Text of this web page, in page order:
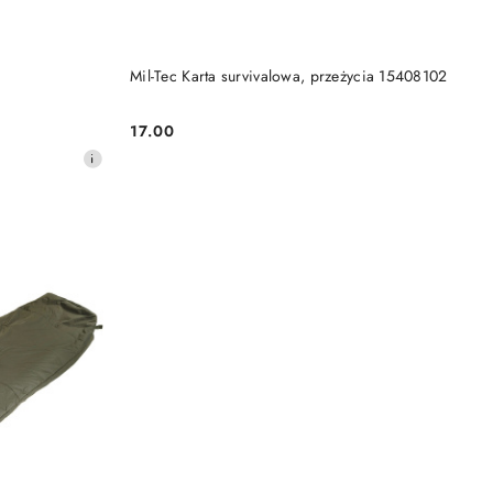
Mil-Tec Karta survivalowa, przeżycia 15408102
Cena:
17.00
DO KOSZYKA